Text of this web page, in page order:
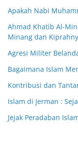
Apakah Nabi
Ahmad Khatib Al-
Minang dan
Agresi Militer
Bagaimana Islam
Kontribusi dan
Islam di Jerman :
Jejak Peradaban